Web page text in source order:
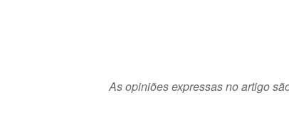
As opiniões expressas no artigo